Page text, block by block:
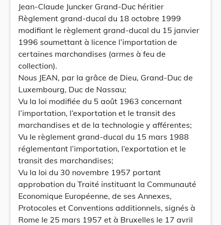
Jean-Claude Juncker Grand-Duc héritier
Règlement grand-ducal du 18 octobre 1999
modifiant le règlement grand-ducal du 15 janvier
1996 soumettant à licence l’importation de
certaines marchandises (armes à feu de
collection).
Nous JEAN, par la grâce de Dieu, Grand-Duc de
Luxembourg, Duc de Nassau;
Vu la loi modifiée du 5 août 1963 concernant
l’importation, l’exportation et le transit des
marchandises et de la technologie y afférentes;
Vu le règlement grand-ducal du 15 mars 1988
réglementant l’importation, l’exportation et le
transit des marchandises;
Vu la loi du 30 novembre 1957 portant
approbation du Traité instituant la Communauté
Economique Européenne, de ses Annexes,
Protocoles et Conventions additionnels, signés à
Rome le 25 mars 1957 et à Bruxelles le 17 avril